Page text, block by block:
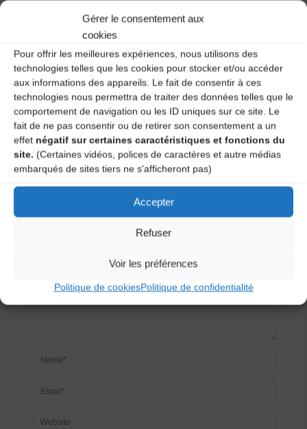
Gérer le consentement aux
cookies
Pour offrir les meilleures expériences, nous utilisons des
technologies telles que les cookies pour stocker et/ou accéder
aux informations des appareils. Le fait de consentir à ces
technologies nous permettra de traiter des données telles que le
comportement de navigation ou les ID uniques sur ce site. Le
fait de ne pas consentir ou de retirer son consentement a un
effet négatif sur certaines caractéristiques et fonctions du
site. (Certaines vidéos, polices de caractères et autre médias
embarqués de sites tiers ne s'afficheront pas)
Accepter
Refuser
Voir les préférences
Politique de cookiesPolitique de confidentialité
<li>Aucun événement à cet emplacement</li>
Duminiac
32 Rue 86E Régiment d’Infanterie – Le Puy-en-
Velay
Laisser un
commentaire
Votre adresse e-mail ne sera pas publiée. Les champs
obligatoires sont indiqués avec*